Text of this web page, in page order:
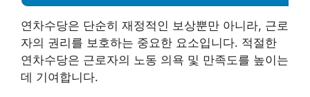
연차수당은 단순히 재정적인 보상뿐만 아니라, 근로
자의 권리를 보호하는 중요한 요소입니다. 적절한
연차수당은 근로자의 노동 의욕 및 만족도를 높이는
데 기여합니다.